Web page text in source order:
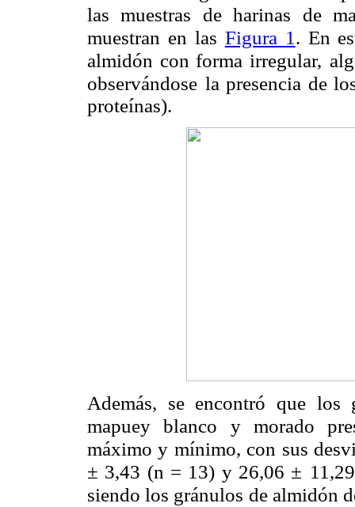
las muestras de harinas de
muestran en las Figura 1 . En
almidón con forma irregular,
observándose la presencia de
proteínas).
Además, se encontró que
mapuey blanco y morado
máximo y mínimo, con sus
± 3,43 (n = 13) y 26,06 ±
siendo los gránulos de almidón